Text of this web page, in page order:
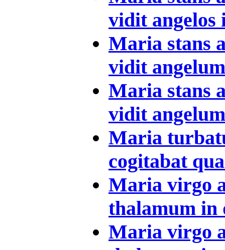
vidit angelos
Maria stans
vidit
Maria stans
vidit
Maria
cogitabat
Maria virgo
thalamum in
Maria virgo